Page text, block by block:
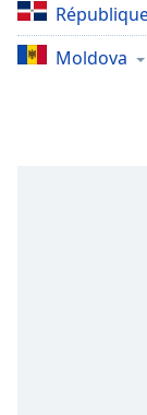
modal
window.Moldova